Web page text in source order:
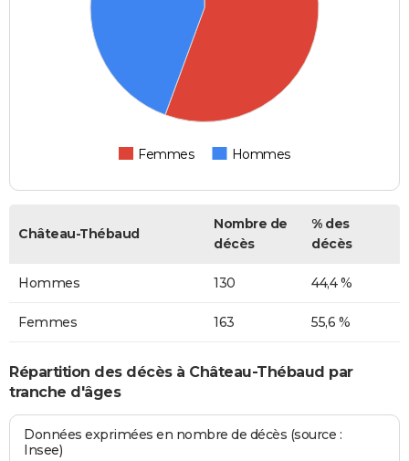
Femmes Hommes
Château-Thébaud
Nombre de
décès
% des
décès
Hommes 130 44,4 %
Femmes 163 55,6 %
Répartition des décès à Château-Thébaud par
tranche d'âges
Données exprimées en nombre de décès (source :
Insee)